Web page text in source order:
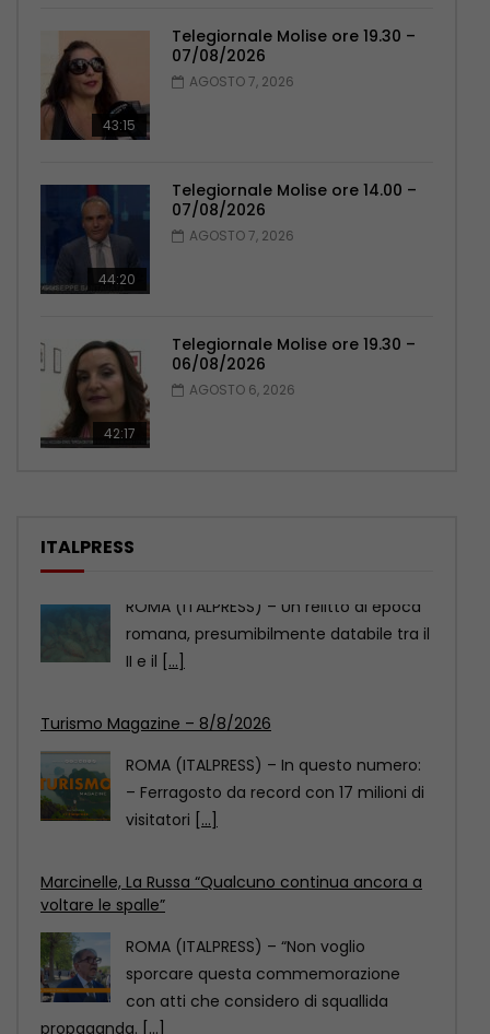
43:15
Telegiornale Molise ore 19.30 –
07/08/2026
AGOSTO 7, 2026
44:20
Telegiornale Molise ore 14.00 –
07/08/2026
AGOSTO 7, 2026
42:17
Telegiornale Molise ore 19.30 –
06/08/2026
AGOSTO 6, 2026
ITALPRESS
Turismo Magazine – 8/8/2026
ROMA (ITALPRESS) – In questo numero:
visitatori
[...]
Marcinelle, La Russa “Qualcuno continua ancora a
voltare le spalle”
con atti che considero di squallida
propaganda.
Scoperto un relitto romano con centinaia di anfore
al largo di Mazara del Vallo